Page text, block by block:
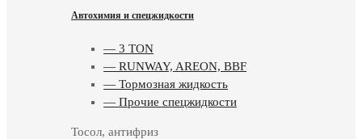
Автохимия и спецжидкости
— 3 TON
— RUNWAY, AREON, BBF
— Тормозная жидкость
— Прочие спецжидкости
Тосол, антифриз